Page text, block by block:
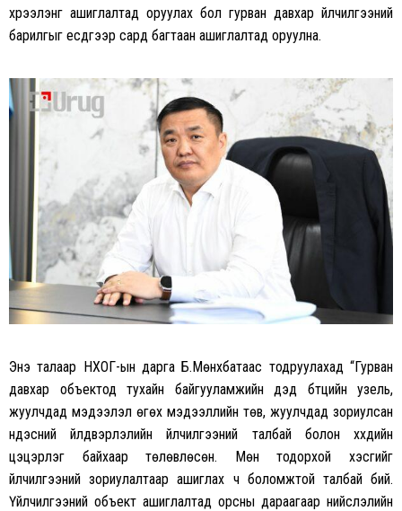
хүрээлэнг ашиглалтад оруулах бол гурван давхар үйлчилгээний
барилгыг есдүгээр сард багтаан ашиглалтад оруулна.
Энэ талаар НХОГ-ындарга Б.Мөнхбатаас тодруулахад “Гурван
давхар объектод тухайн байгууламжийн дэд бүтцийн узель,
жуулчдад мэдээлэл өгөх мэдээллийн төв, жуулчдад зориулсан
үндэсний үйлдвэрлэлийн үйлчилгээний талбай болон хүүхдийн
цэцэрлэг байхаар төлөвлөсөн. Мөн тодорхой хэсгийг
үйлчилгээний зориулалтаар ашиглах ч боломжтой талбай бий.
Үйлчилгээний объект ашиглалтад орсны дараагаар нийслэлийн